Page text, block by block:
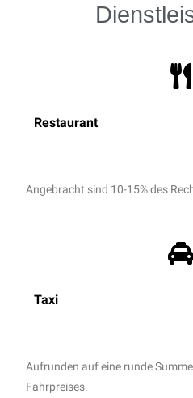
Restaurant
Angebracht sind 10-15% des
Taxi
Aufrunden auf eine runde
Fahrpreises.